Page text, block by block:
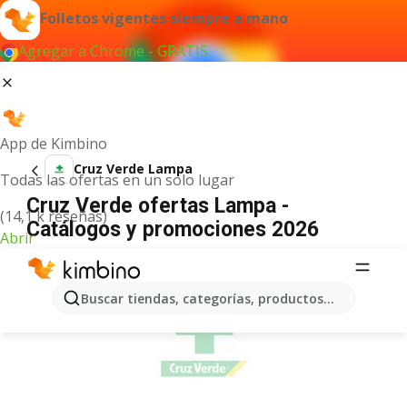
Folletos vigentes siempre a mano
Agregar a Chrome - GRATIS
App de Kimbino
Todas las ofertas en un solo lugar
(14,1 k reseñas)
Abrir
Buscar tiendas, categorías, productos...
Cruz Verde Lampa
Cruz Verde ofertas Lampa -
Catálogos y promociones 2026